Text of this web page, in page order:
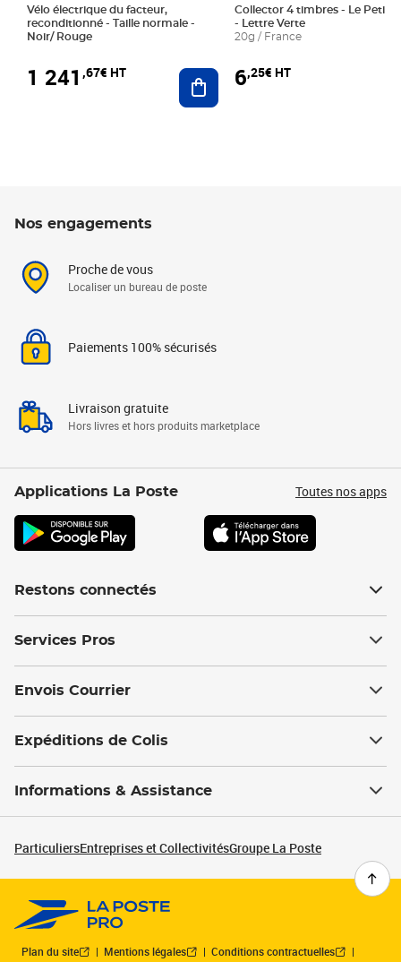
Vélo électrique du facteur,
reconditionné - Taille normale -
Noir/ Rouge
1 241 ,67€ HT Ajouter au panier
Collector 4 timbres - Le Petit
- Lettre Verte
20g / France
6,25€ HT
Nos engagements
Proche de vous
Localiser un bureau de poste
Paiements 100% sécurisés
Livraison gratuite
Hors livres et hors produits marketplace
Applications La Poste Toutes nos apps
Restons connectés
Services Pros
Envois Courrier
Expéditions de Colis
Informations & Assistance
ParticuliersEntreprises et CollectivitésGroupe La Poste
Plan du site Mentions légales
Conditions contractuelles